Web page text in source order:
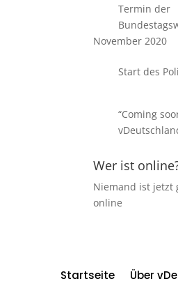
Termin der
November 2020
Start des
“Coming
Wer ist
Niemand ist jetzt
online
Startseite Über